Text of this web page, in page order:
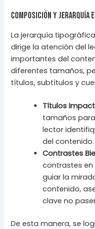
Composición y Jerarquía
La jerarquía
dirige la atención del
importantes del
diferentes tamaños,
títulos, subtítulos y
Títulos
tamaños
lector
del contenido.
Contrastes
contrastes
guiar la
contenido,
clave no
De esta manera, se